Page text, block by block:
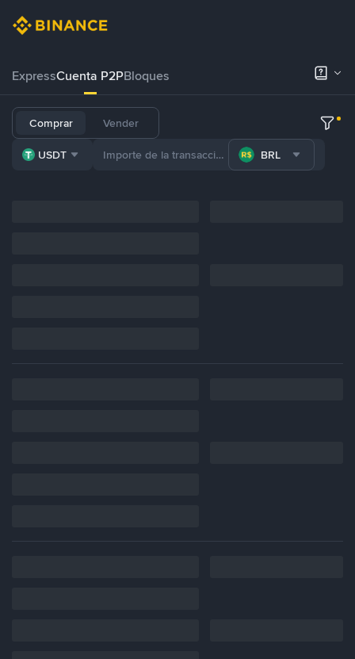
ExpressCuenta P2PBloques
Comprar Vender
USDT BRL